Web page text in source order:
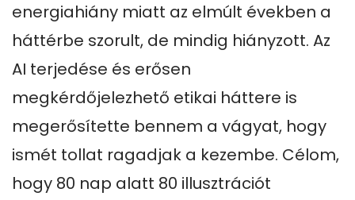
energiahiány miatt az elmúlt években a
háttérbe szorult, de mindig hiányzott. Az
AI terjedése és erősen
megkérdőjelezhető etikai háttere is
megerősítette bennem a vágyat, hogy
ismét tollat ragadjak a kezembe. Célom,
hogy 80 nap alatt 80 illusztrációt